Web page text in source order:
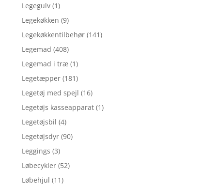
Legegulv (1)
Legekøkken (9)
Legekøkkentilbehør (141)
Legemad (408)
Legemad i træ (1)
Legetæpper (181)
Legetøj med spejl (16)
Legetøjs kasseapparat (1)
Legetøjsbil (4)
Legetøjsdyr (90)
Leggings (3)
Løbecykler (52)
Løbehjul (11)